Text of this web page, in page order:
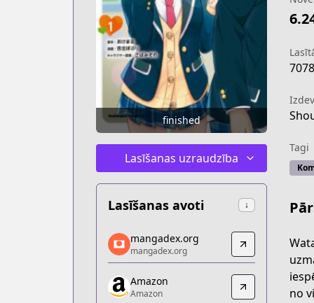
finished
Lasīšanas uzraudzība
Lasīšanas avoti ↓
mangadex.org
mangadex.org
https://mangadex.org/title/94a48b9c-
Amazon
mangadex.org
mangadex.org
Amazon
Amazon
7078
Tagi
no